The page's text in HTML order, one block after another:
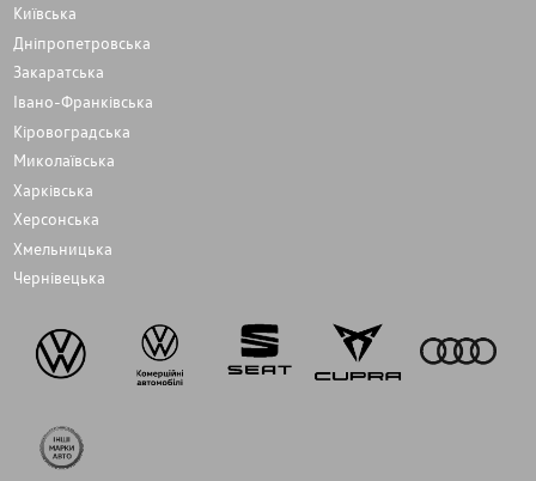
Київська
Дніпропетровська
Закаратська
Івано-Франківська
Кіровоградська
Миколаївська
Харківська
Херсонська
Хмельницька
Чернівецька